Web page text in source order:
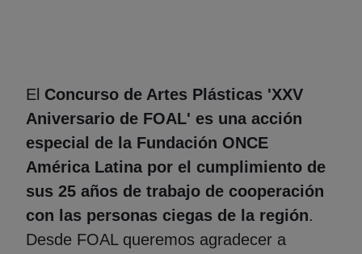
El Concurso de Artes Plásticas 'XXV
Aniversario de FOAL' es una acción
especial de la Fundación ONCE
América Latina por el cumplimiento de
sus 25 años de trabajo de cooperación
con las personas ciegas de la región.
Desde FOAL queremos agradecer a